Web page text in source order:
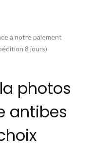
à notre paiement
8 jours)
photos
antibes